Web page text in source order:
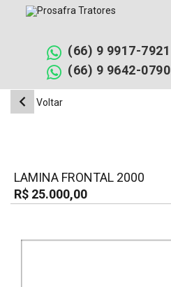
(66) 9 9917-7921
(66) 9 9642-0790
Voltar
LAMINA FRONTAL 2000
R$ 25.000,00